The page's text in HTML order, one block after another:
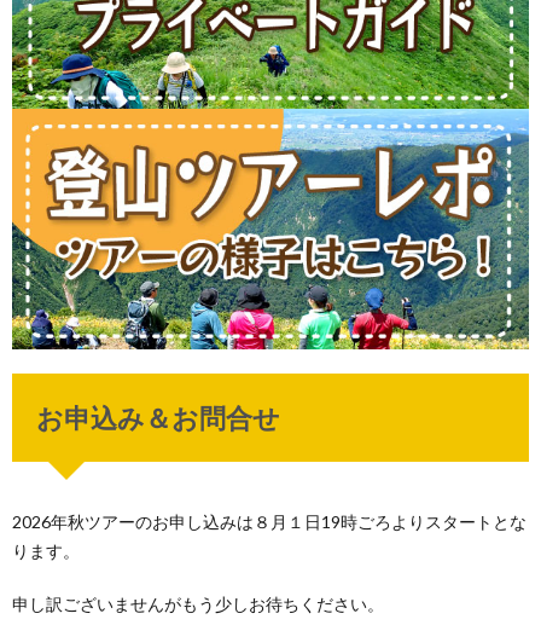
お申込み＆お問合せ
2026年秋ツアーのお申し込みは８月１日19時ごろよりスタートとな
ります。
申し訳ございませんがもう少しお待ちください。